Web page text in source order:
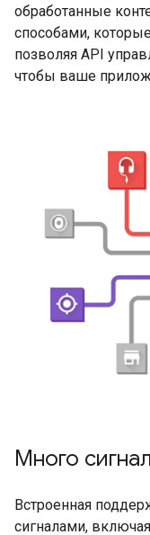
обработанные
способами,
позволяя API
чтобы ваше
Много
Встроенная
сигналами,